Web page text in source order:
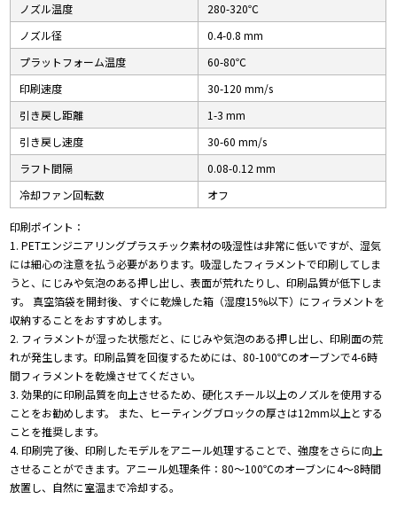
ノズル温度
280-320℃
ノズル径
0.4-0.8 mm
プラットフォーム温度
60-80℃
印刷速度
30-120 mm/s
引き戻し距離
1-3 mm
引き戻し速度
30-60 mm/s
ラフト間隔
0.08-0.12 mm
冷却ファン回転数
オフ
印刷ポイント：
1. PETエンジニアリングプラスチック素材の吸湿性は非常に低いですが、湿気
には細心の注意を払う必要があります。吸湿したフィラメントで印刷してしま
うと、にじみや気泡のある押し出し、表面が荒れたりし、印刷品質が低下しま
す。 真空箔袋を開封後、すぐに乾燥した箱（湿度15%以下）にフィラメントを
収納することをおすすめします。
2. フィラメントが湿った状態だと、にじみや気泡のある押し出し、印刷面の荒
れが発生します。印刷品質を回復するためには、80-100℃のオーブンで4-6時
間フィラメントを乾燥させてください。
3. 効果的に印刷品質を向上させるため、硬化スチール以上のノズルを使用する
ことをお勧めします。 また、ヒーティングブロックの厚さは12mm以上とする
ことを推奨します。
4. 印刷完了後、印刷したモデルをアニール処理することで、強度をさらに向上
させることができます。アニール処理条件：80～100℃のオーブンに4～8時間
放置し、自然に室温まで冷却する。